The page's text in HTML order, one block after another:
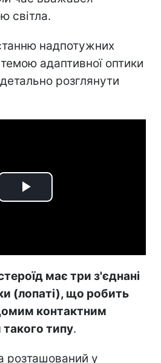
світла.
надпотужних
адаптивної оптики
розглянути
Play
має три з'єднані
(лопаті), що робить
контактним
такого типу.
розташований у